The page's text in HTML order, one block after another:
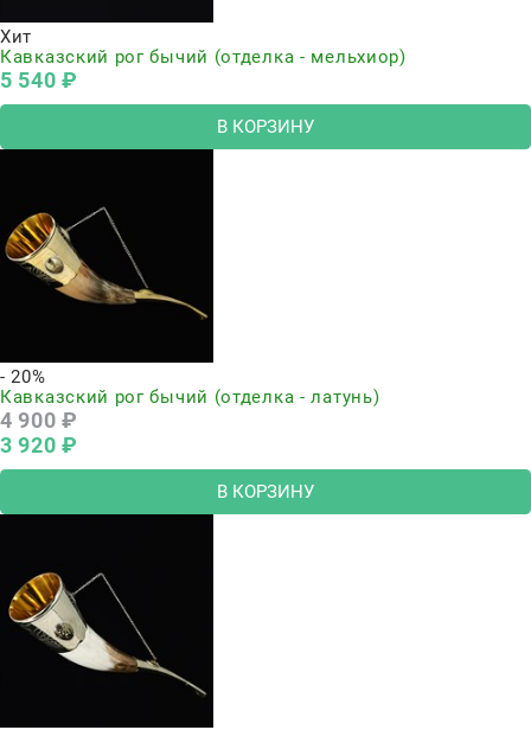
Хит
Кавказский рог бычий (отделка - мельхиор)
5 540 ₽
В КОРЗИНУ
- 20%
Кавказский рог бычий (отделка - латунь)
4 900 ₽
3 920 ₽
В КОРЗИНУ